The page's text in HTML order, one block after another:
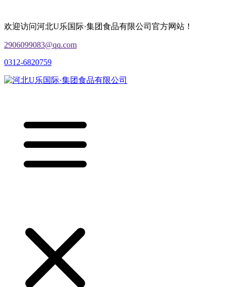
欢迎访问河北U乐国际·集团食品有限公司官方网站！
2906099083@qq.com
0312-6820759